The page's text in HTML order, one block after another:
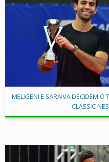
MELIGENI E SARAIVA DECIDEM O
CLASSIC